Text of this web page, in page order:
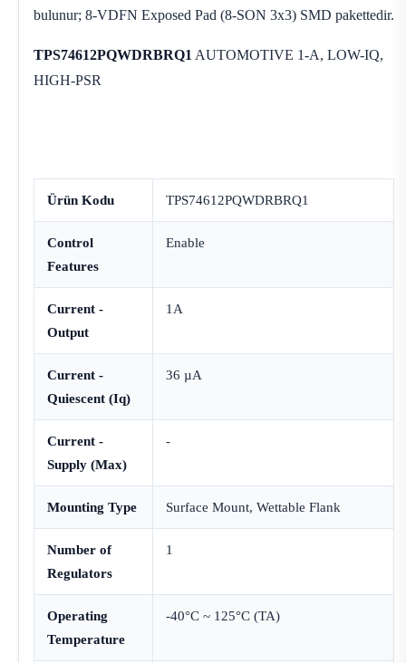
bulunur; 8-VDFN Exposed Pad (8-SON 3x3) SMD pakettedir.
TPS74612PQWDRBRQ1 AUTOMOTIVE 1-A, LOW-IQ,
HIGH-PSR
Ürün Kodu TPS74612PQWDRBRQ1
Control
Features
Enable
Current -
Output
1A
Current -
Quiescent (Iq)
36 µA
Current -
Supply (Max)
-
Mounting Type Surface Mount, Wettable Flank
Number of
Regulators
1
Operating
Temperature
-40°C ~ 125°C (TA)